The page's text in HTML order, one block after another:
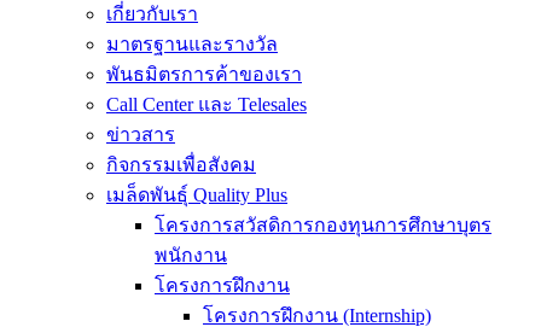
เกี่ยวกับเรา
มาตรฐานและรางวัล
พันธมิตรการค้าของเรา
Call Center และ Telesales
ข่าวสาร
กิจกรรมเพื่อสังคม
เมล็ดพันธุ์ Quality Plus
โครงการสวัสดิการกองทุนการศึกษาบุตร
พนักงาน
โครงการฝึกงาน
โครงการฝึกงาน (Internship)